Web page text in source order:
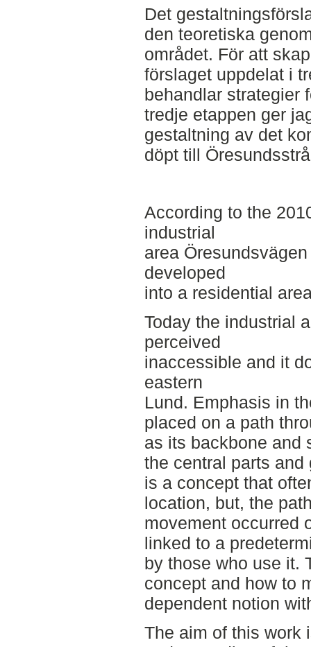
Det
den teoretiska
området. För att
förslaget uppdelat i
behandlar strategier
tredje etappen ger
gestaltning av det
döpt till
According to the
industrial
area
developed
into a residential
Today the industrial
perceived
inaccessible and it
eastern
Lund. Emphasis in
placed on a path
as its backbone and
the central parts
is a concept that
location, but, the
movement occurred
linked to a
by those who use it.
concept and how to
dependent notion
The aim of this work